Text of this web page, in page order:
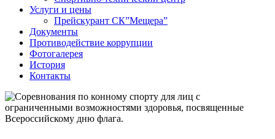
Услуги и цены
Прейскурант СК”Мещера”
Документы
Противодействие коррупции
Фотогалерея
История
Контакты